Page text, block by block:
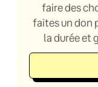
faire des
faites un don
la durée et